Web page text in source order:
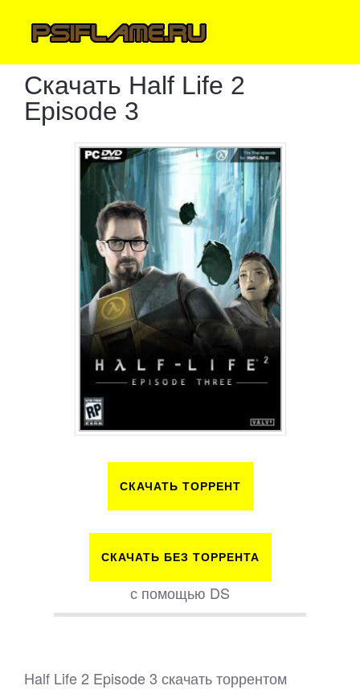
Скачать Half Life 2
Episode 3
СКАЧАТЬ ТОРРЕНТ
СКАЧАТЬ БЕЗ ТОРРЕНТА
с помощью DS
Half Life 2 Episode 3 скачать торрентом